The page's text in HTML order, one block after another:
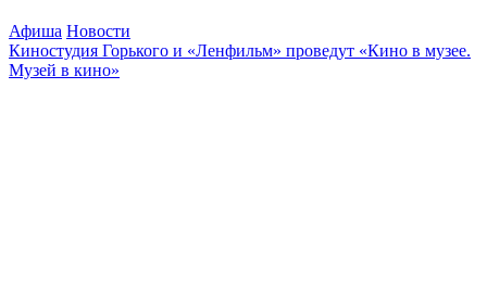
Афиша Новости
Киностудия Горького и «Ленфильм» проведут «Кино в музее.
Музей в кино»